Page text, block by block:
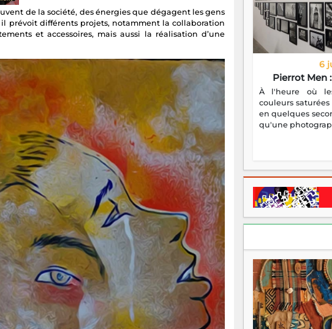
de la société, des énergies que dégagent les gens
prévoit différents projets, notamment la collaboration
et accessoires, mais aussi la réalisation d’une
6
Pierrot Men
À l'heure où
couleurs
en quelques
qu'une